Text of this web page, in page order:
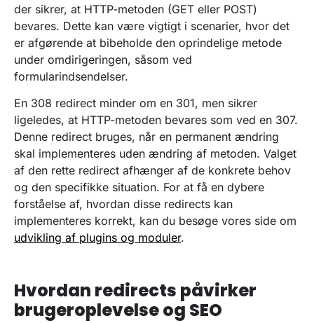
der sikrer, at HTTP-metoden (GET eller POST)
bevares. Dette kan være vigtigt i scenarier, hvor det
er afgørende at bibeholde den oprindelige metode
under omdirigeringen, såsom ved
formularindsendelser.
En 308 redirect minder om en 301, men sikrer
ligeledes, at HTTP-metoden bevares som ved en 307.
Denne redirect bruges, når en permanent ændring
skal implementeres uden ændring af metoden. Valget
af den rette redirect afhænger af de konkrete behov
og den specifikke situation. For at få en dybere
forståelse af, hvordan disse redirects kan
implementeres korrekt, kan du besøge vores side om
udvikling af plugins og moduler.
Hvordan redirects påvirker
brugeroplevelse og SEO